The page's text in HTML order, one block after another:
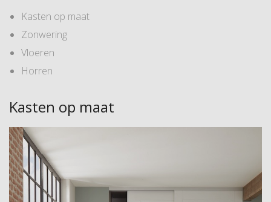
Kasten op maat
Zonwering
Vloeren
Horren
Kasten op maat